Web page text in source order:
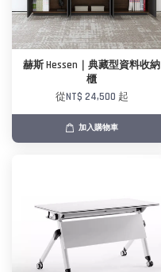
赫斯 Hessen｜典藏型資料收納
櫃
從NT$ 24,500 起
加入購物車